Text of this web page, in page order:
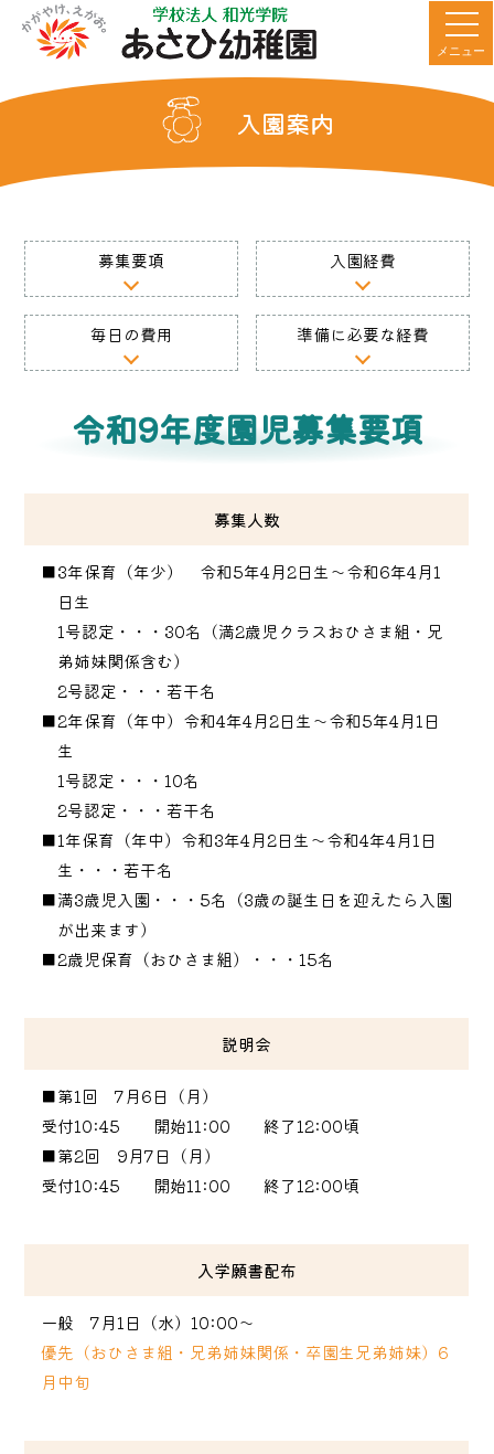
メニュー
入園案内
募集要項 入園経費
毎日の費用 準備に必要な経費
令和9年度園児募集要項
募集人数
■3年保育（年少） 令和5年4月2日生〜令和6年4月1
日生
1号認定・・・30名（満2歳児クラスおひさま組・兄
弟姉妹関係含む）
2号認定・・・若干名
■2年保育（年中）令和4年4月2日生〜令和5年4月1日
生
1号認定・・・10名
2号認定・・・若干名
■1年保育（年中）令和3年4月2日生〜令和4年4月1日
生・・・若干名
■満3歳児入園・・・5名（3歳の誕生日を迎えたら入園
が出来ます）
■2歳児保育（おひさま組）・・・15名
説明会
■第1回 7月6日（月）
受付10:45 開始11:00 終了12:00頃
■第2回 9月7日（月）
受付10:45 開始11:00 終了12:00頃
入学願書配布
一般 7月1日（水）10:00〜
優先（おひさま組・兄弟姉妹関係・卒園生兄弟姉妹）6
月中旬